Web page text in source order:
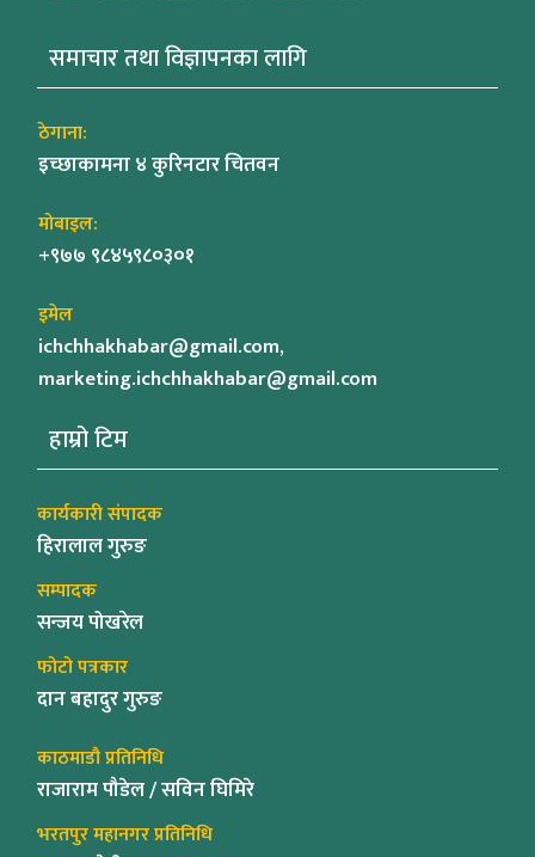
समाचार तथा विज्ञापनका लागि
ठेगाना:
इच्छाकामना ४ कुरिनटार चितवन
मोबाइल:
+९७७ ९८४५९८०३०१
इमेल
ichchhakhabar@gmail.com,
marketing.ichchhakhabar@gmail.com
हाम्रो टिम
कार्यकारी संपादक
हिरालाल गुरुङ
सम्पादक
सन्जय पोखरेल
फोटो पत्रकार
दान बहादुर गुरुङ
काठमाडौ प्रतिनिधि
राजाराम पौडेल / सविन घिमिरे
भरतपुर महानगर प्रतिनिधि